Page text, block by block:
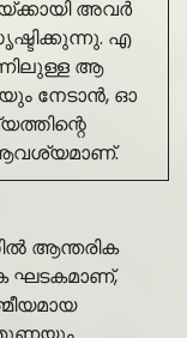
അവർ
എ
ആ
നേടാൻ, ഓ
ആവശ്യമാണ്.
ആന്തരിക
ഘടകമാണ്,